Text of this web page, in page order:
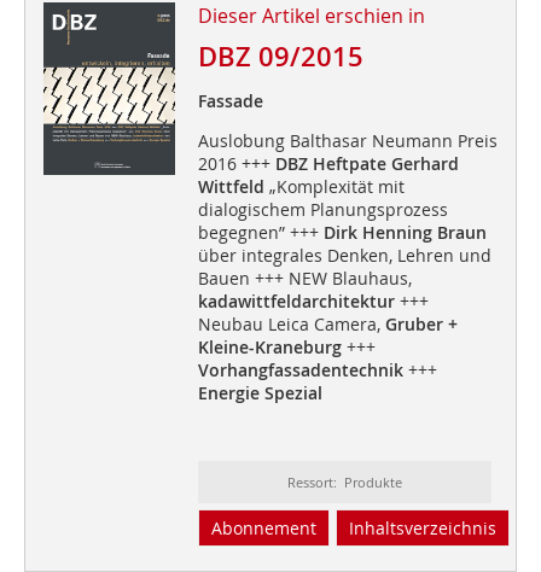
Dieser Artikel erschien in
DBZ 09/2015
Fassade
Auslobung Balthasar Neumann Preis
2016 +++ DBZ Heftpate Gerhard
Wittfeld „Komplexität mit
dialogischem Planungsprozess
begegnen” +++ Dirk Henning Braun
über integrales Denken, Lehren und
Bauen +++ NEW Blauhaus,
kadawittfeldarchitektur+++
Neubau Leica Camera, Gruber +
Kleine-Kraneburg +++
Vorhangfassadentechnik+++
Energie Spezial
Ressort: Produkte
Abonnement Inhaltsverzeichnis